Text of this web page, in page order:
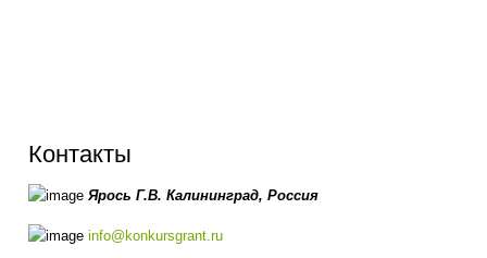
Контакты
Ярось Г.В.Калининград,Россия
info@konkursgrant.ru